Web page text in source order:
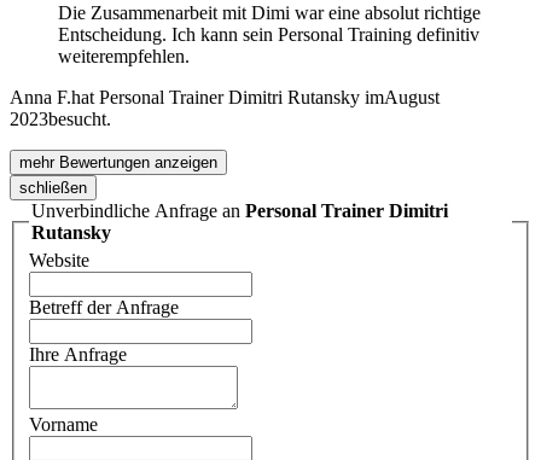
Die Zusammenarbeit mit Dimi war eine absolut richtige
Entscheidung. Ich kann sein Personal Training definitiv
weiterempfehlen.
Anna F.hat Personal Trainer Dimitri Rutansky imAugust
2023besucht.
mehr Bewertungen anzeigen
schließen
Unverbindliche Anfrage an Personal Trainer Dimitri
Rutansky
Website
Betreff der Anfrage
Ihre Anfrage
Vorname